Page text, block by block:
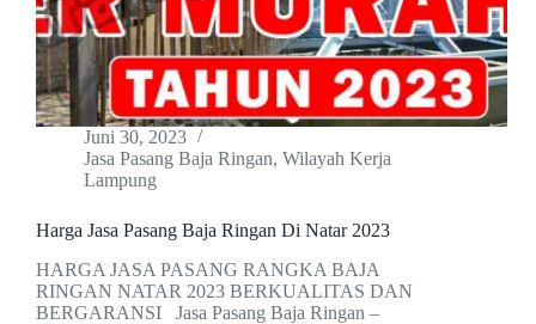
Juni 30, 2023
Jasa Pasang Baja Ringan, Wilayah Kerja
Lampung
Harga Jasa Pasang Baja Ringan Di Natar 2023
HARGA JASA PASANG RANGKA BAJA
RINGAN NATAR 2023 BERKUALITAS DAN
BERGARANSI Jasa Pasang Baja Ringan –